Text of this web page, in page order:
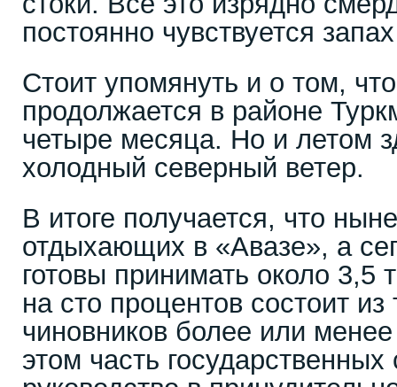
постоянно чувствуется
Стоит упомянуть и о том,
продолжается в районе
четыре месяца. Но и летом
холодный северный ветер.
В итоге получается, что
отдыхающих в «Авазе», а
готовы принимать около 3,5
на сто процентов состоит из
чиновников более или
этом часть